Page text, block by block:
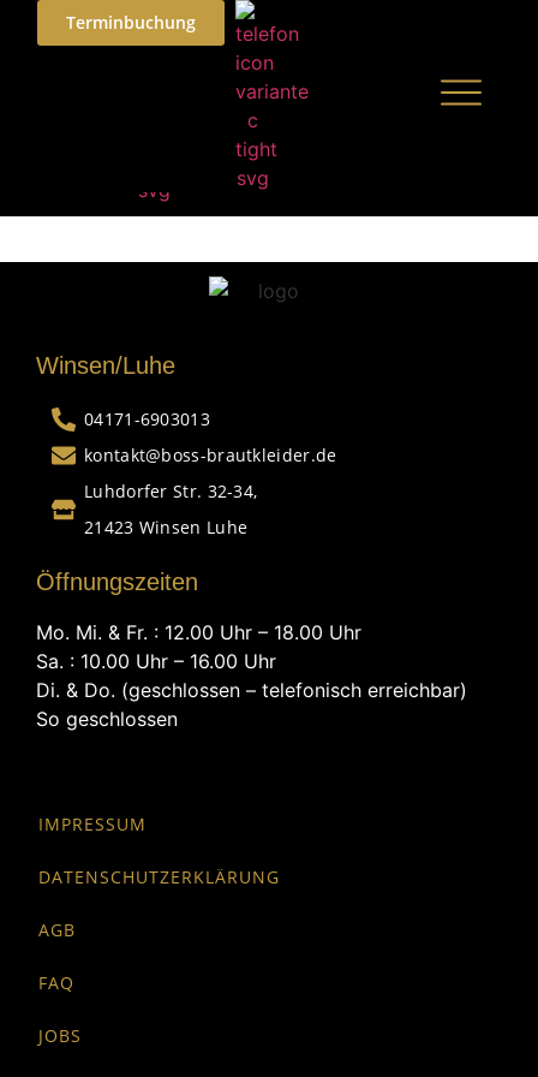
Terminbuchung
Winsen/Luhe
04171-6903013
kontakt@boss-brautkleider.de
Luhdorfer Str. 32-34,
21423 Winsen Luhe
Öffnungszeiten
Mo. Mi. & Fr. : 12.00 Uhr – 18.00 Uhr
Sa. : 10.00 Uhr – 16.00 Uhr
Di. & Do. (geschlossen – telefonisch erreichbar)
So geschlossen
IMPRESSUM
DATENSCHUTZERKLÄRUNG
AGB
FAQ
JOBS